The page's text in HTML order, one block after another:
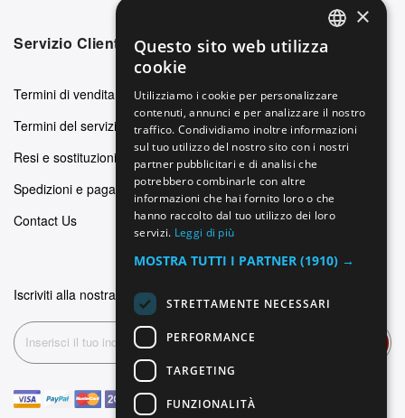
Servizio Clienti
Termini di vendita
Termini del servizio
Resi e sostituzioni
Spedizioni e pagamenti
Contact Us
Iscriviti alla nostra newsletter
ITALIAN
SPANISH
×
Questo sito web utilizza
cookie
Utilizziamo i cookie per personalizzare
contenuti, annunci e per analizzare il nostro
traffico. Condividiamo inoltre informazioni
sul tuo utilizzo del nostro sito con i nostri
partner pubblicitari e di analisi che
potrebbero combinarle con altre
informazioni che hai fornito loro o che
hanno raccolto dal tuo utilizzo dei loro
servizi. Leggi di più
MOSTRA TUTTI I PARTNER (1910) →
STRETTAMENTE NECESSARI
PERFORMANCE
TARGETING
FUNZIONALITÀ